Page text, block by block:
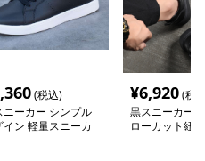
(税込)
ニーカー シンプル
イン 軽量スニーカ
¥6,920(税
黒スニーカー
ローカット紐